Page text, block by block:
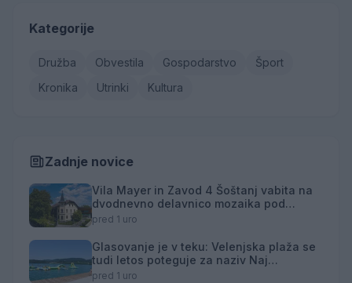
Kategorije
Družba Obvestila Gospodarstvo
Šport
Kronika
Utrinki Kultura
Zadnje novice
Vila Mayer in Zavod 4 Šoštanj vabita na
dvodnevno delavnico mozaika pod
mentorstvom Mojce Marije Černivšek
pred 1 uro
Glasovanje je v teku: Velenjska plaža se
tudi letos poteguje za naziv Naj
kopališče
pred 1 uro